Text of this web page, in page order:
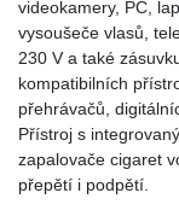
videokamery, PC,
vysoušeče vlasů,
230 V a také
kompatibilních
přehrávačů,
Přístroj s
zapalovače cigaret
přepětí i podpětí.